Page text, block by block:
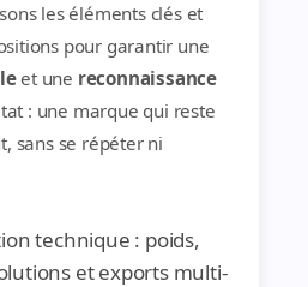
les éléments clés et
pour garantir une
et une reconnaissance
: une marque qui reste
sans se répéter ni
technique : poids,
et exports multi-